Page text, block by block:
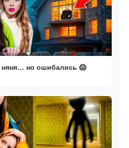
но ошибались 😱